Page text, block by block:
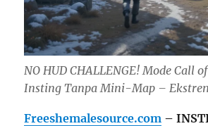
NO HUD CHALLENGE! Mode Call
Insting Tanpa Mini-Map –
Freeshemalesource.com –